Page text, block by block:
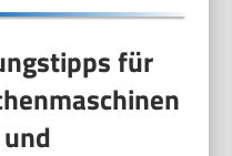
für